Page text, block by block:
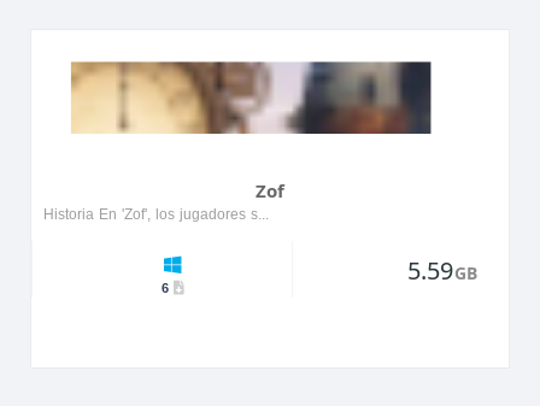
Zof
Historia En 'Zof', los jugadores se embarcan en una emocionante aventura a través de un mundo místico lleno de paisajes encantadores y personajes intrigantes. El protagonista, un valiente explorad...
6
5.59GB